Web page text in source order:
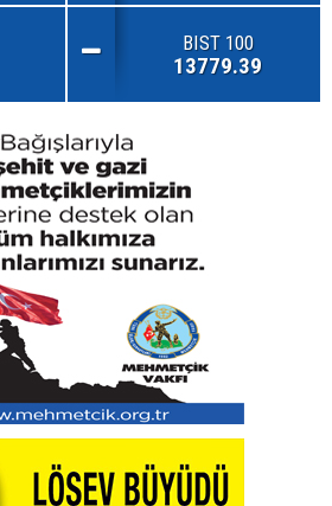
BIST 100
13779.39